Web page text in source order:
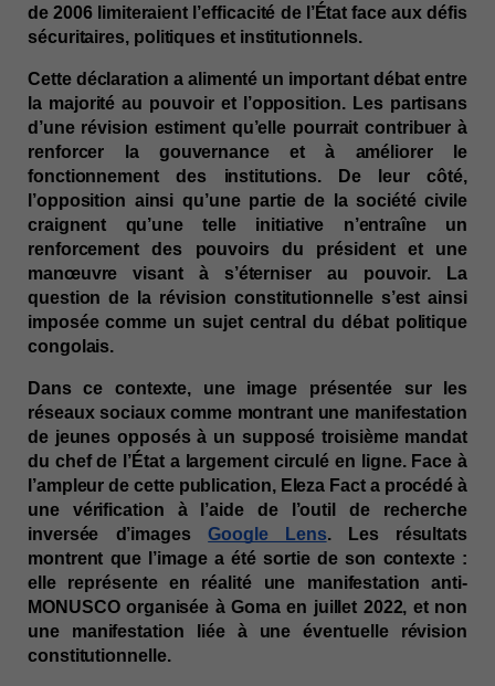
de 2006 limiteraient l’efficacité de l’État face aux défis
sécuritaires, politiques et institutionnels.
Cette déclaration a alimenté un important débat entre
la majorité au pouvoir et l’opposition. Les partisans
d’une révision estiment qu’elle pourrait contribuer à
renforcer la gouvernance et à améliorer le
fonctionnement des institutions. De leur côté,
l’opposition ainsi qu’une partie de la société civile
craignent qu’une telle initiative n’entraîne un
renforcement des pouvoirs du président et une
manœuvre visant à s’éterniser au pouvoir. La
question de la révision constitutionnelle s’est ainsi
imposée comme un sujet central du débat politique
congolais.
Dans ce contexte, une image présentée sur les
réseaux sociaux comme montrant une manifestation
de jeunes opposés à un supposé troisième mandat
du chef de l’État a largement circulé en ligne. Face à
l’ampleur de cette publication, Eleza Fact a procédé à
une vérification à l’aide de l’outil de recherche
inversée d’imagesGoogle Lens. Les résultats
montrent que l’image a été sortie de son contexte :
elle représente en réalité une manifestation anti-
MONUSCO organisée à Goma en juillet 2022, et non
une manifestation liée à une éventuelle révision
constitutionnelle.